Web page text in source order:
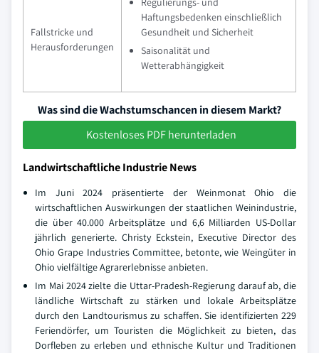
Fallstricke und
Herausforderungen
Haftungsbedenken einschließlich
Gesundheit und Sicherheit
Saisonalität und
Wetterabhängigkeit
Was sind die Wachstumschancen in diesem Markt?
Kostenloses PDF herunterladen
Landwirtschaftliche Industrie News
Im Juni 2024 präsentierte der Weinmonat Ohio die
wirtschaftlichen Auswirkungen der staatlichen Weinindustrie,
die über 40.000 Arbeitsplätze und 6,6 Milliarden US-Dollar
jährlich generierte. Christy Eckstein, Executive Director des
Ohio Grape Industries Committee, betonte, wie Weingüter in
Ohio vielfältige Agrarerlebnisse anbieten.
Im Mai 2024 zielte die Uttar-Pradesh-Regierung darauf ab, die
ländliche Wirtschaft zu stärken und lokale Arbeitsplätze
durch den Landtourismus zu schaffen. Sie identifizierten 229
Feriendörfer, um Touristen die Möglichkeit zu bieten, das
Dorfleben zu erleben und ethnische Kultur und Traditionen